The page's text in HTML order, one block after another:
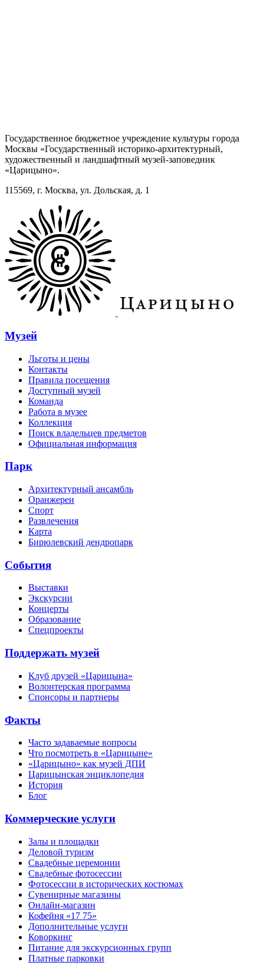
Государственное бюджетное учреждение культуры города
Москвы «Государственный историко-архитектурный,
художественный и ландшафтный музей-заповедник
«Царицыно».
115569, г. Москва, ул. Дольская, д. 1
Музей
Льготы и цены
Контакты
Правила посещения
Доступный музей
Команда
Работа в музее
Коллекция
Поиск владельцев предметов
Официальная информация
Парк
Архитектурный ансамбль
Оранжереи
Спорт
Развлечения
Карта
Бирюлевский дендропарк
События
Выставки
Экскурсии
Концерты
Образование
Спецпроекты
Поддержать музей
Клуб друзей «Царицына»
Волонтерская программа
Спонсоры и партнеры
Факты
Часто задаваемые вопросы
Что посмотреть в «Царицыне»
«Царицыно» как музей ДПИ
Царицынская энциклопедия
История
Блог
Коммерческие услуги
Залы и площадки
Деловой туризм
Свадебные церемонии
Свадебные фотосессии
Фотосессии в исторических костюмах
Сувенирные магазины
Онлайн-магазин
Кофейня «17 75»
Дополнительные услуги
Коворкинг
Питание для экскурсионных групп
Платные парковки